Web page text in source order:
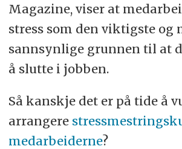
Magazine, viser at
stress som den viktigste og
sannsynlige grunnen til at
å slutte i jobben.
Så kanskje det er på tide å
arrangere
medarbeiderne?